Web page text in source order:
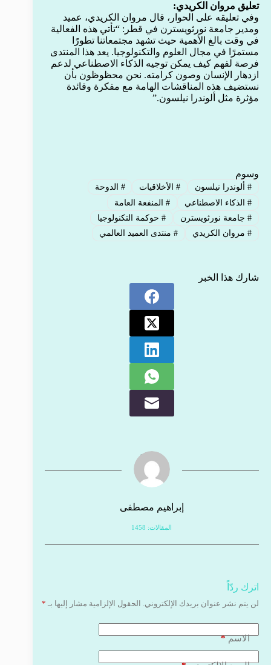
تعليق مروان الكريدي:
وفي تعليقه على الحوار، قال مروان الكريدي، عميد
ومدير جامعة نورثويسترن في قطر: “تأتي هذه الفعالية
في وقت بالغ الأهمية حيث تشهد مجتمعاتنا تطورًا
مستمرًا في مجال العلوم والتكنولوجيا. يعد هذا المنتدى
فرصة لفهم كيف يمكن توجيه الذكاء الاصطناعي لدعم
ازدهار الإنسان وصون كرامته. نحن محظوظون بأن
نستضيف هذه المناقشات الهامة مع مفكرة وقائدة
مؤثرة مثل ألوندرا نيلسون.”
وسوم
#ألوندرا نيلسون #الأخلاقيات # الدوحة
#الذكاء الاصطناعي #المنفعة العامة
#جامعة نورثويسترن #حوكمة التكنولوجيا
#مروان الكريدي #منتدى العميد العالمي
شارك هذا الخبر
إبراهيم مصطفى
المقالات: 1458
اترك ردّاً
لن يتم نشر عنوان بريدك الإلكتروني. الحقول الإلزامية مشار إليها بـ *
الاسم*